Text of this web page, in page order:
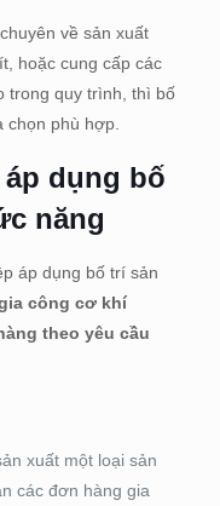
về sản xuất
hoặc cung cấp các
trong quy trình, thì bố
chọn phù hợp.
dụng bố
năng
áp dụng bố trí sản
công cơ khí
theo yêu cầu
xuất một loại sản
các đơn hàng gia